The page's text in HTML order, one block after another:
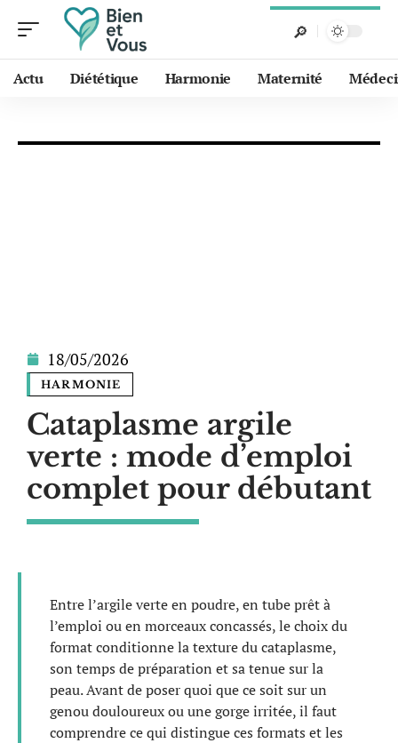
Actu Diététique Harmonie Maternité
18/05/2026
HARMONIE
Cataplasme argile
verte : mode d’emploi
complet pour débutant
Entre l’argile verte en poudre, en tube prêt à
l’emploi ou en morceaux concassés, le choix du
format conditionne la texture du cataplasme,
son temps de préparation et sa tenue sur la
peau. Avant de poser quoi que ce soit sur un
genou douloureux ou une gorge irritée, il faut
comprendre ce qui distingue ces formats et les